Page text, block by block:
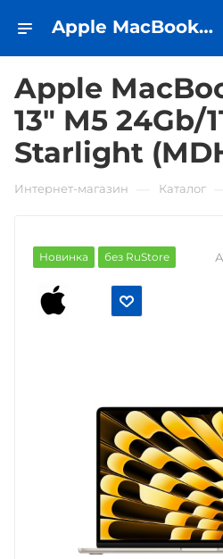
Apple MacBook Air 13" M5 24Gb/1Tb Starlight (MDHD4) • купить в Самаре - iЧехол
Apple
13" M5 24Gb/
Starlight
Интернет-магазин Каталог
Новинка без RuStore